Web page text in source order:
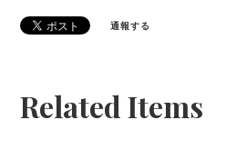
通報する
Related Items